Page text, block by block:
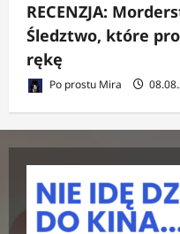
RECENZJA:
Śledztwo, które
rękę
Po prostu Mira